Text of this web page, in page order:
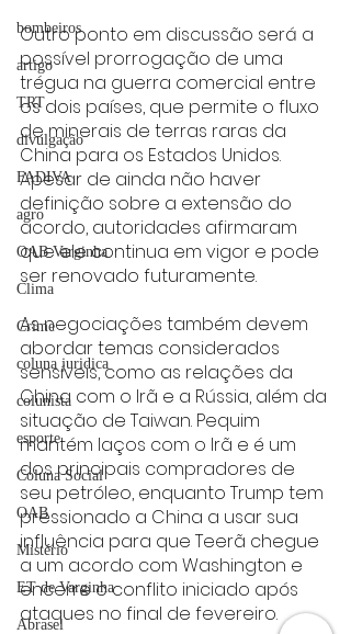
bombeiros
artigo
TRT
divulgação
FADIVA
agro
OAB Varginha
Clima
Crime
coluna juridica
colunista
esporte
Coluna Social
OAB
Mistério
ET de Varginha
Abrasel
Outro ponto em discussão será a
possível prorrogação de uma
trégua na guerra comercial entre
os dois países, que permite o fluxo
de minerais de terras raras da
China para os Estados Unidos.
Apesar de ainda não haver
definição sobre a extensão do
acordo, autoridades afirmaram
que ele continua em vigor e pode
ser renovado futuramente.
As negociações também devem
abordar temas considerados
sensíveis, como as relações da
China com o Irã e a Rússia, além da
situação de Taiwan. Pequim
mantém laços com o Irã e é um
dos principais compradores de
seu petróleo, enquanto Trump tem
pressionado a China a usar sua
influência para que Teerã chegue
a um acordo com Washington e
encerre o conflito iniciado após
ataques no final de fevereiro.